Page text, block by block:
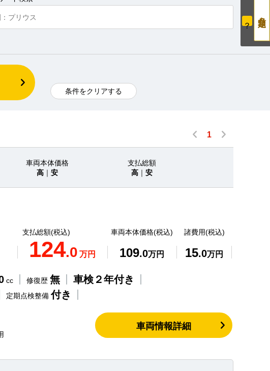
条件をクリアする
1
車両本体価格
高 ｜ 安
支払総額
高 ｜ 安
支払総額(税込)
124.0 万円
車両本体価格(税込)
109.0万円
諸費用(税込)
15.0万円
cc 修復歴 無 車検２年付き
定期点検整備付き
車両情報詳細
？